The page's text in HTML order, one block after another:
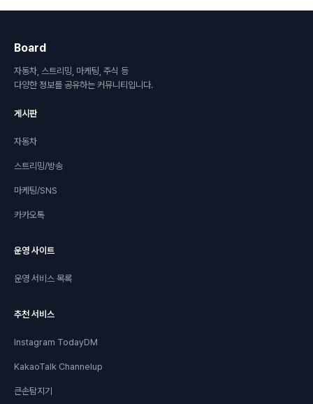
Board
자동차, 스트리밍, 마케팅, 주식 등
다양한 정보를 공유하는 커뮤니티입니다.
게시판
자동차
스트리밍/방송
마케팅/SNS
카카오톡
운영 사이트
운영 서비스 목록
추천 서비스
Instagram TodayDM
KakaoTalk Channelup
큰손탐지기